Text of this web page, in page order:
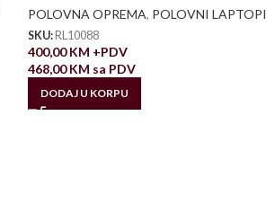
POLOVNA OPREMA, POLOVNI LAPTOPI
SKU: RL10088
400,00KM +PDV
468,00KM sa PDV
DODAJ U KORPU